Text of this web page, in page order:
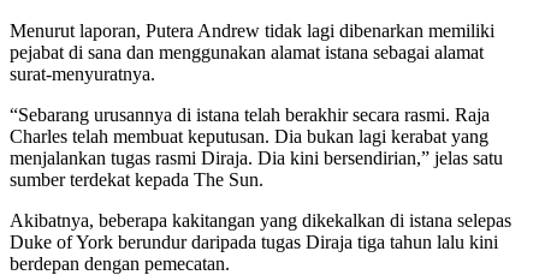
Menurut laporan, Putera Andrew tidak lagi dibenarkan memiliki
pejabat di sana dan menggunakan alamat istana sebagai alamat
surat-menyuratnya.
“Sebarang urusannya di istana telah berakhir secara rasmi. Raja
Charles telah membuat keputusan. Dia bukan lagi kerabat yang
menjalankan tugas rasmi Diraja. Dia kini bersendirian,” jelas satu
sumber terdekat kepada The Sun.
Akibatnya, beberapa kakitangan yang dikekalkan di istana selepas
Duke of York berundur daripada tugas Diraja tiga tahun lalu kini
berdepan dengan pemecatan.